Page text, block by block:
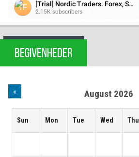
BEGIVENHEDER
« August 2026
Sun Mon Tue Wed Thu